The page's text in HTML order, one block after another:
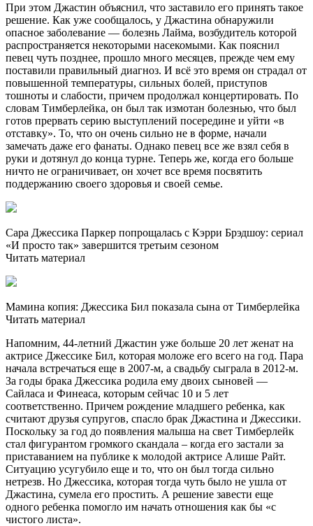
При этом Джастин объяснил, что заставило его принять такое
решение. Как уже сообщалось, у Джастина обнаружили
опасное заболевание — болезнь Лайма, возбудитель которой
распространяется некоторыми насекомыми. Как пояснил
певец чуть позднее, прошло много месяцев, прежде чем ему
поставили правильный диагноз. И всё это время он страдал от
повышенной температуры, сильных болей, приступов
тошноты и слабости, причем продолжал концертировать. По
словам Тимберлейка, он был так измотан болезнью, что был
готов прервать серию выступлений посередине и уйти «в
отставку». То, что он очень сильно не в форме, начали
замечать даже его фанаты. Однако певец все же взял себя в
руки и дотянул до конца турне. Теперь же, когда его больше
ничто не ограничивает, он хочет все время посвятить
поддержанию своего здоровья и своей семье.
Сара Джессика Паркер попрощалась с Кэрри Брэдшоу: сериал
«И просто так» завершится третьим сезоном
Читать материал
Мамина копия: Джессика Бил показала сына от Тимберлейка
Читать материал
Напомним, 44-летний Джастин уже больше 20 лет женат на
актрисе Джессике Бил, которая моложе его всего на год. Пара
начала встречаться еще в 2007-м, а свадьбу сыграла в 2012-м.
За годы брака Джессика родила ему двоих сыновей —
Сайласа и Финеаса, которым сейчас 10 и 5 лет
соответственно. Причем рождение младшего ребенка, как
считают друзья супругов, спасло брак Джастина и Джессики.
Поскольку за год до появления малыша на свет Тимберлейк
стал фигурантом громкого скандала – когда его застали за
приставанием на публике к молодой актрисе Алише Райт.
Ситуацию усугубило еще и то, что он был тогда сильно
нетрезв. Но Джессика, которая тогда чуть было не ушла от
Джастина, сумела его простить. А решение завести еще
одного ребенка помогло им начать отношения как бы «с
чистого листа».